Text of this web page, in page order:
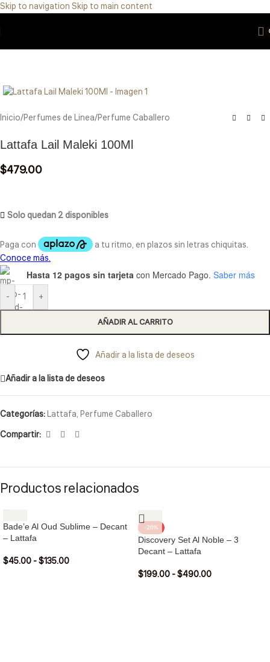
Skip to navigation Skip to main content
Inicio/Perfumes de Linea/Perfume Caballero
Lattafa Lail Maleki 100Ml
$479.00
Solo quedan 2 disponibles
Hasta 12 pagos sin tarjeta con Mercado Pago. Saber más
-
+
AÑADIR AL CARRITO
Añadir a la lista de deseos
Añadir a la lista de deseos
Categorías:Lattafa, Perfume Caballero
Compartir:
Productos relacionados
Bade’e Al Oud Sublime – Decant
– Lattafa
$45.00 -$135.00
-26%
Discovery Set Al Noble – 3
Decant – Lattafa
$199.00 -$490.00